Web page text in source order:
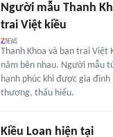
Người mẫu Thanh
trai Việt kiều
Thanh Khoa và bạn trai Việt
năm bên nhau. Người mẫu
hạnh phúc khi được gia đình
thương, thấu hiểu.
Kiều Loan hiện tại